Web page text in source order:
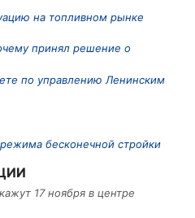
на топливном рынке
принял решение о
по управлению Ленинским
бесконечной стройки
17 ноября в центре